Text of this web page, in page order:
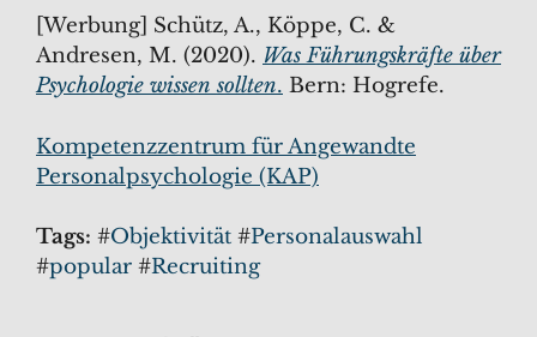
[Werbung] Schütz, A., Köppe, C. &
Andresen, M. (2020). Was Führungskräfte über
Psychologie wissen sollten. Bern: Hogrefe.
Kompetenzzentrum für Angewandte
Personalpsychologie (KAP)
Tags: #Objektivität #Personalauswahl
#popular #Recruiting